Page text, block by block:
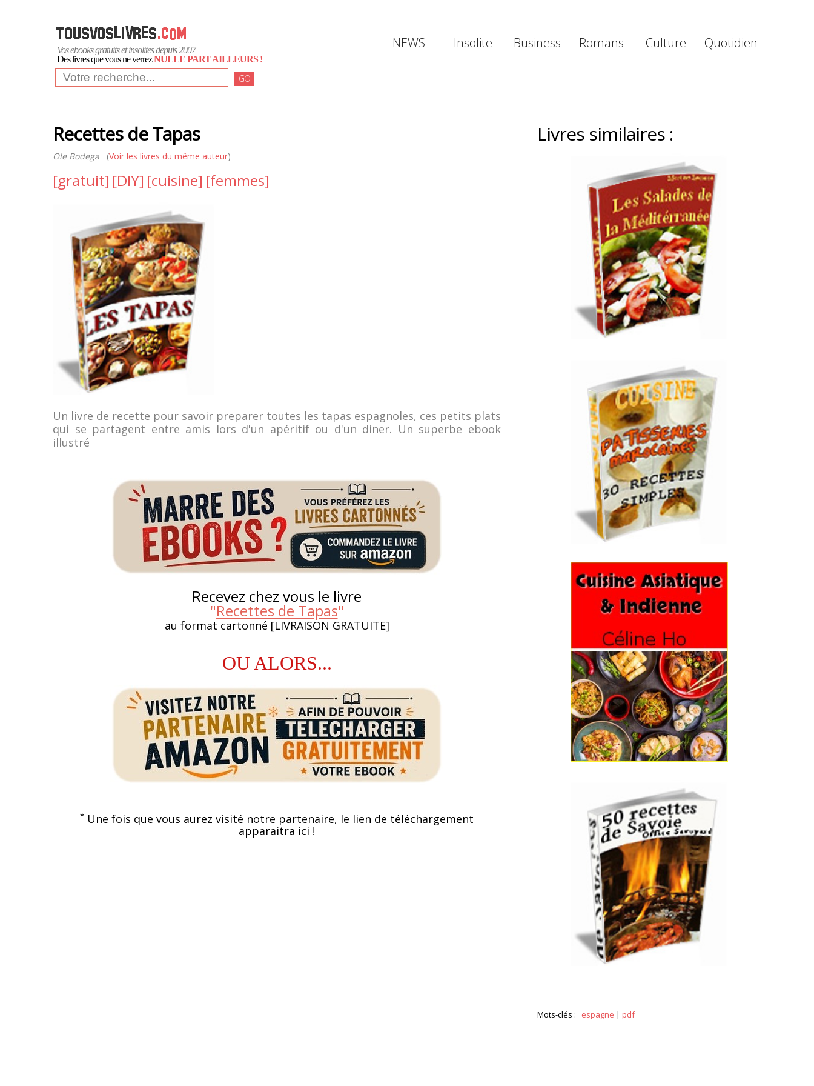
Vos ebooks gratuits et insolites depuis 2007
Des livres que vous ne verrezNULLE PART AILLEURS !
GO
NEWS Insolite Business Romans Culture Quotidien
Recettes de Tapas
Ole Bodega (Voir les livres du même auteur)
[gratuit] [DIY] [cuisine] [femmes]
Un livre de recette pour savoir preparer toutes les tapas espagnoles, ces petits plats
qui se partagent entre amis lors d'un apéritif ou d'un diner. Un superbe ebook
illustré
Recevez chez vous le livre
"Recettes de Tapas"
au format cartonné [LIVRAISON GRATUITE]
OU ALORS...
* Une fois que vous aurez visité notre partenaire, le lien de téléchargement
apparaitra ici !
Livres similaires :
Mots-clés : espagne | pdf